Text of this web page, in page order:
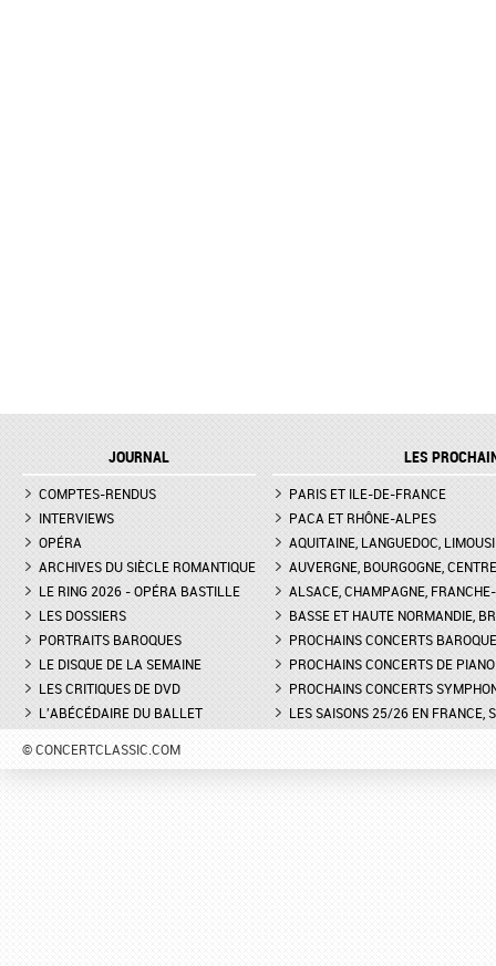
JOURNAL
COMPTES-RENDUS
INTERVIEWS
OPÉRA
ARCHIVES DU SIÈCLE ROMANTIQUE
LE RING 2026 - OPÉRA BASTILLE
LES DOSSIERS
PORTRAITS BAROQUES
LE DISQUE DE LA SEMAINE
LES CRITIQUES DE DVD
L'ABÉCÉDAIRE DU BALLET
LES
PARIS ET ILE-DE-FRANCE
PACA ET RHÔNE-ALPES
AQUITAINE, LANGUEDOC,
AUVERGNE, BOURGOGNE, CENTRE
ALSACE, CHAMPAGNE,
BASSE ET HAUTE NORMANDIE,
PROCHAINS CONCERTS
PROCHAINS CONCERTS DE PIANO
PROCHAINS CONCERTS
LES SAISONS 25/26 EN FRANCE,
© CONCERTCLASSIC.COM